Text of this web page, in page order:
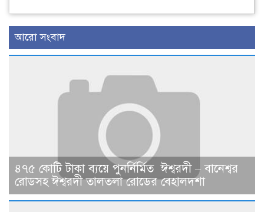
আরো সংবাদ
৪৭৫ কোটি টাকা ব্যয়ে পুনর্নির্মিত ঈশ্বরদী – বানেশ্বর
রোডসহ ঈশ্বরদী তালতলা রোডের বেহালদশা